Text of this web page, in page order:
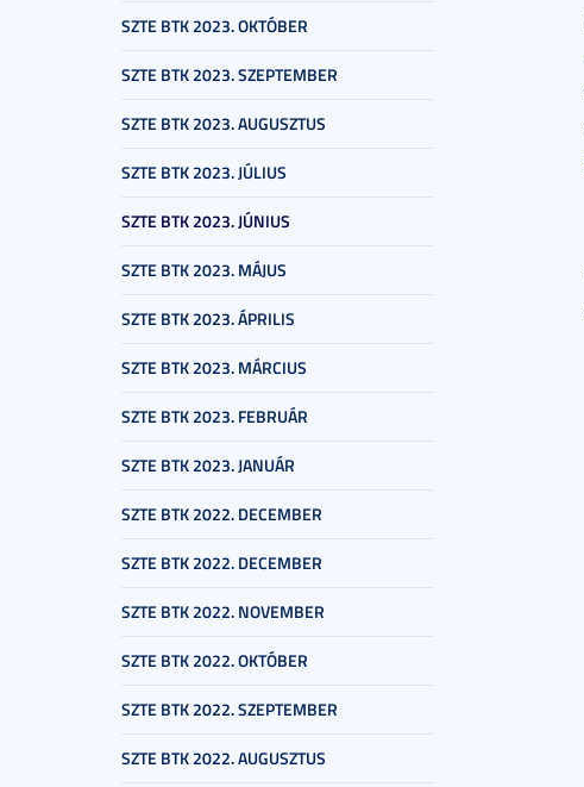
SZTE BTK 2023. OKTÓBER
SZTE BTK 2023. SZEPTEMBER
SZTE BTK 2023. AUGUSZTUS
SZTE BTK 2023. JÚLIUS
SZTE BTK 2023. JÚNIUS
SZTE BTK 2023. MÁJUS
SZTE BTK 2023. ÁPRILIS
SZTE BTK 2023. MÁRCIUS
SZTE BTK 2023. FEBRUÁR
SZTE BTK 2023. JANUÁR
SZTE BTK 2022. DECEMBER
SZTE BTK 2022. DECEMBER
SZTE BTK 2022. NOVEMBER
SZTE BTK 2022. OKTÓBER
SZTE BTK 2022. SZEPTEMBER
SZTE BTK 2022. AUGUSZTUS